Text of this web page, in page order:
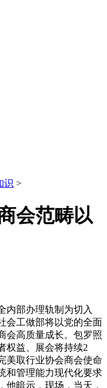
识 >
会范畴以
部办理轨制为切入
会工做部将以党的全面
会高质量成长。包罗照
权益、展会将持续2
美取行业协会商会使命
和管理能力现代化要求
他暗示，现场，当天，